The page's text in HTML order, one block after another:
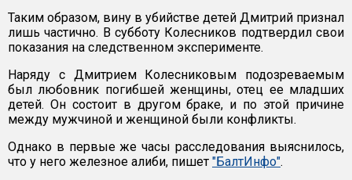
Таким образом, вину в убийстве детей Дмитрий признал
лишь частично. В субботу Колесников подтвердил свои
показания на следственном эксперименте.
Наряду с Дмитрием Колесниковым подозреваемым
был любовник погибшей женщины, отец ее младших
детей. Он состоит в другом браке, и по этой причине
между мужчиной и женщиной были конфликты.
Однако в первые же часы расследования выяснилось,
что у него железное алиби, пишет "БалтИнфо".